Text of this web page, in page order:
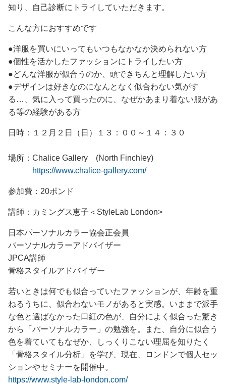
知り、自己診断にトライしていただきます。
こんな方におすすめです
●洋服を買いにいってもいつもなかなか決められない方
●個性を活かしたファッションにトライしたい方
●どんな洋服が似合うのか、頭できちんと理解したい方
●デザインは好きなのになんとなく似合わない気がす
る…、気に入って買ったのに、なぜかあまり着ない服があ
る等の経験がある方
日時：１２月２日（日）１３：００～１４：３０
場所：Chalice Gallery (North Finchley)
https://www.chalice-gallery.com/
参加費：20ポンド
講師：カミングス恵子＜StyleLab London>
日本パーソナルカラー協会正会員
パーソナルカラーアドバイザー
JPCA講師
骨格スタイルアドバイザー
若いときは何でも似合っていたファッションが、年齢を重
ねるうちに、似合わないモノがあると実感。いままで派手
な色と選ばなかった口紅の色が、自分によく似合った驚き
から「パーソナルカラー」の勉強を。また、自分に似合う
色を着ていてもなぜか、しっくりこない理屈を知りたく
「骨格スタイル分析」を学び、現在、ロンドンで個人セッ
ションやセミナーを開催中。
https://www.style-lab-london.com/